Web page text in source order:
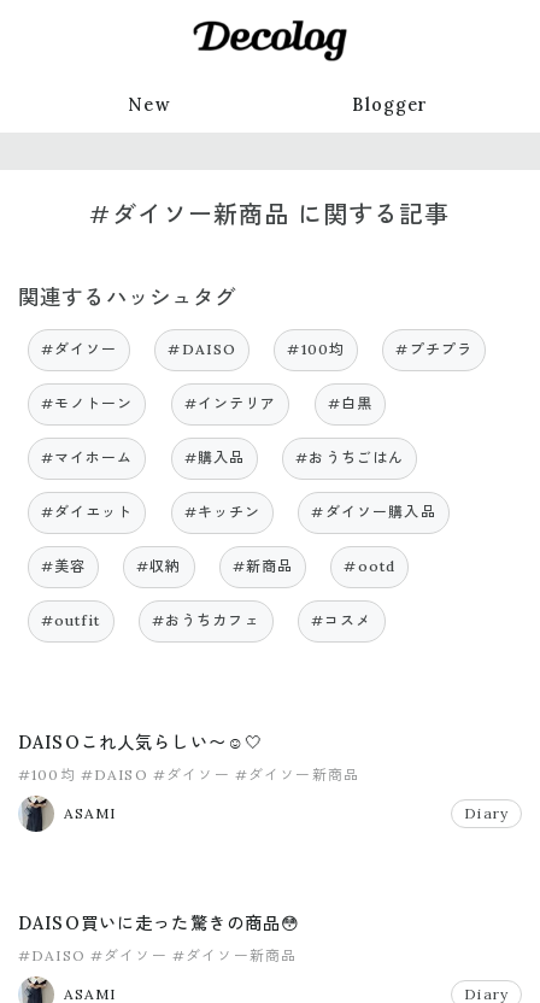
New Blogger
#ダイソー新商品 に関する記事
関連するハッシュタグ
#ダイソー #DAISO #100均 #プチプラ
#モノトーン #インテリア #白黒
#マイホーム #購入品 #おうちごはん
#ダイエット #キッチン #ダイソー購入品
#美容 #収納 #新商品 #ootd
#outfit #おうちカフェ #コスメ
DAISOこれ人気らしい〜☺️🤍
#100均 #DAISO #ダイソー #ダイソー新商品
ASAMI Diary
DAISO買いに走った驚きの商品😳
#DAISO #ダイソー #ダイソー新商品
ASAMI Diary